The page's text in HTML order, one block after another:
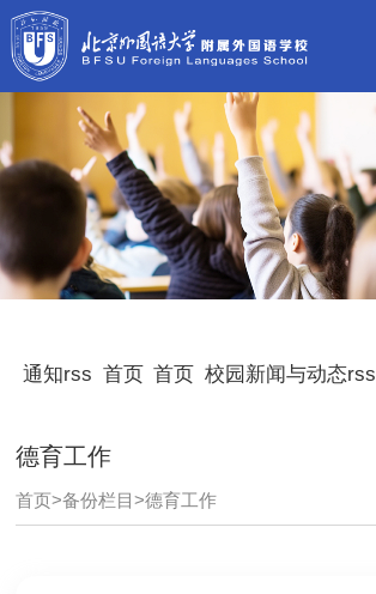
通知rss 首页 首页 校园新闻与动态rss
德育工作
首页>备份栏目>德育工作